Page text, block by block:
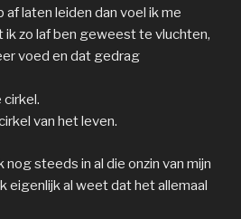
af laten leiden dan voel ik me
zo laf ben geweest te vluchten,
voed en dat gedrag
cirkel.
van het leven.
steeds in al die onzin van mijn
eigenlijk al weet dat het allemaal